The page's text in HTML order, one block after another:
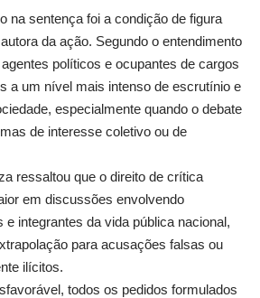
na sentença foi a condição de figura
da ação. Segundo o entendimento
políticos e ocupantes de cargos
a um nível mais intenso de escrutínio e
especialmente quando o debate
de interesse coletivo ou de
ressaltou que o direito de crítica
em discussões envolvendo
e integrantes da vida pública nacional,
para acusações falsas ou
ilícitos.
todos os pedidos formulados